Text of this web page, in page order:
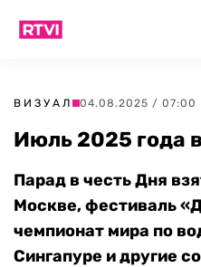
ВИЗУАЛ 04.08.2025 / 07:00
Июль 2025 года
Парад в честь Дня
Москве, фестиваль
чемпионат мира по
Сингапуре и другие